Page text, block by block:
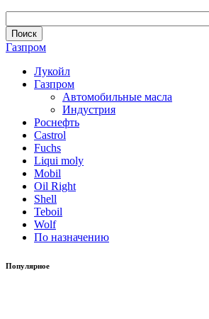
Газпром
Лукойл
Газпром
Автомобильные масла
Индустрия
Роснефть
Castrol
Fuchs
Liqui moly
Mobil
Oil Right
Shell
Teboil
Wolf
По назначению
Популярное